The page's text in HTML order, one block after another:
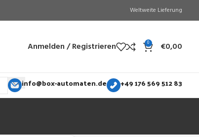
Weltweite Lieferung
Anmelden / Registrieren 0 €0,00
info@box-automaten.de +49 176 569 512 83